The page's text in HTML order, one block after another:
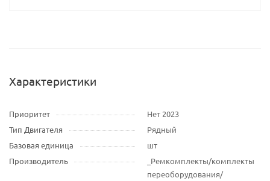
Характеристики
Приоритет
Нет 2023
Тип Двигателя
Рядный
Базовая единица
шт
Производитель
_Ремкомплекты/комплекты
переоборудования/